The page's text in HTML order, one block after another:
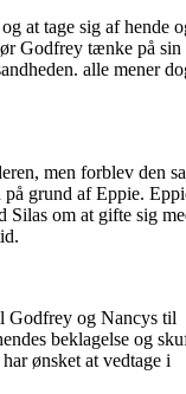
at tage sig af hende
Godfrey tænke på sin
alle mener
men forblev den
på grund af Eppie.
Silas om at gifte sig
Godfrey og Nancys til
beklagelse og
ønsket at vedtage i